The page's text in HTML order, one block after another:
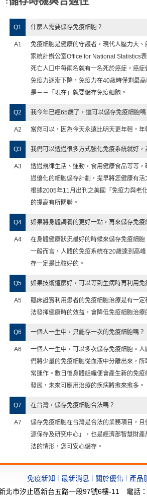
診所醫師
法 更加認同儲存的重要
仁愛醫院 腎臟科醫師 我的免疫細胞
是不斷地在退步！
診所醫師 我的免疫細胞
儲存 讓未來更有保障
凱診所醫師 我的免疫細胞
後發生疾病可發揮越大的幫助
耳鼻喉科診所醫師
保險一樣的重要
耀診所醫師 我的免疫細
吞噬不好的細胞
診所醫師
層面會更寬更廣
Q1 什麼人需要儲存免疫細胞？
A1
免疫細胞是健康的守護者，現代人壓力大
家統計辦公室Office for National Statistics
死亡人口中每兩名就有一名死於癌症，癌
免疫力逐漸下降，免疫力在40歲時僅剩最
是－－「現在」就要儲存免疫細胞。
Q2 我今年已經65歲了，還可以儲存免疫細胞嗎
A2 當然可以，因為今天永遠比明天更年輕，
Q3 我們可以透過很多方式強化免疫系統就好
A3
透過規律生活、運動，食用健康食品等等
過優化的細胞儲存計劃，提早將您健康有
根據2005年11月出刊之美國「免疫力與老
的提高有所關聯。
Q4 如果將身體調養的更好一點，再來儲存免
A4
在身體健康狀況最好的時候來儲存免疫細
一般而言，人體的免疫系統在20歲達到高
存一定是比較好的。
Q5 如果技術這麼好，可以等到生病時再利用
A5
臨床證實利用患者的免疫細胞治療是有一
法發揮健康時的效益，會降低免疫細胞治
Q6 一個人一生中，只能存一次的免疫細胞嗎？
A6
一個人一生中，可以多次儲存免疫細胞。
們將少量的免疫細胞從血液中分離出來，
常運作。數日後身體組織便會產生新的免
發展，未來可應用治療的疾病將愈來愈多。
Q7 在台灣，儲存免疫細胞合法嗎？
A7
儲存免疫細胞在台灣是合法的業務項目，
源保存及研究中心」，也是經濟部智慧財
法的情形，您可安心儲存。
免疫新知 最新消息 關於優化 產品
北市汐止區新台五路一段97號6樓-11 電